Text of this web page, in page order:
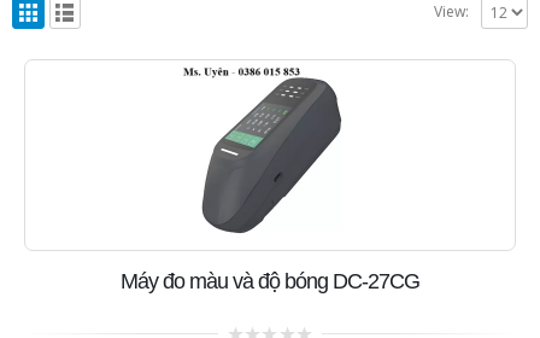
View:
Máy đo màu và độ bóng DC-27CG